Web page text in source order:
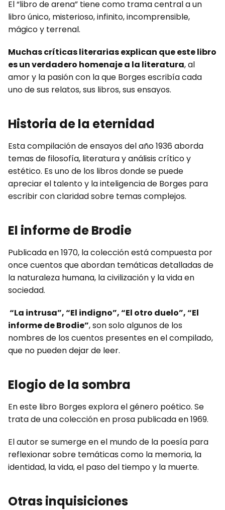
El “libro de arena” tiene como trama central a un
libro único, misterioso, infinito, incomprensible,
mágico y terrenal.
Muchas críticas literarias explican que este libro
es un verdadero homenaje a la literatura, al
amor y la pasión con la que Borges escribía cada
uno de sus relatos, sus libros, sus ensayos.
Historia de la eternidad
Esta compilación de ensayos del año 1936 aborda
temas de filosofía, literatura y análisis crítico y
estético. Es uno de los libros donde se puede
apreciar el talento y la inteligencia de Borges para
escribir con claridad sobre temas complejos.
El informe de Brodie
Publicada en 1970, la colección está compuesta por
once cuentos que abordan temáticas detalladas de
la naturaleza humana, la civilización y la vida en
sociedad.
“La intrusa”, “El indigno”, “El otro duelo”, “El
informe de Brodie”, son solo algunos de los
nombres de los cuentos presentes en el compilado,
que no pueden dejar de leer.
Elogio de la sombra
En este libro Borges explora el género poético. Se
trata de una colección en prosa publicada en 1969.
El autor se sumerge en el mundo de la poesía para
reflexionar sobre temáticas como la memoria, la
identidad, la vida, el paso del tiempo y la muerte.
Otras inquisiciones